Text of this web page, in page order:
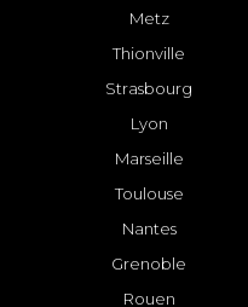
Metz
Thionville
Strasbourg
Lyon
Marseille
Toulouse
Nantes
Grenoble
Rouen